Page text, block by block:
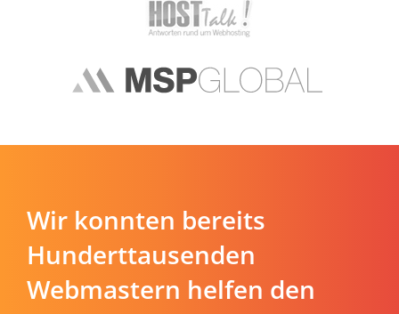
Wir konnten bereits
Hunderttausenden
Webmastern helfen den